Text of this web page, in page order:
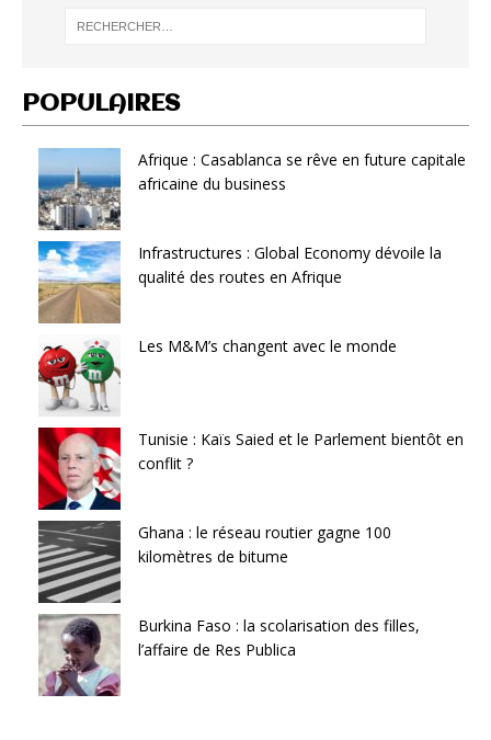
POPULAIRES
Afrique : Casablanca se rêve en future capitale
africaine du business
Infrastructures : Global Economy dévoile la
qualité des routes en Afrique
Les M&M’s changent avec le monde
Tunisie : Kaïs Saied et le Parlement bientôt en
conflit ?
Ghana : le réseau routier gagne 100
kilomètres de bitume
Burkina Faso : la scolarisation des filles,
l’affaire de Res Publica